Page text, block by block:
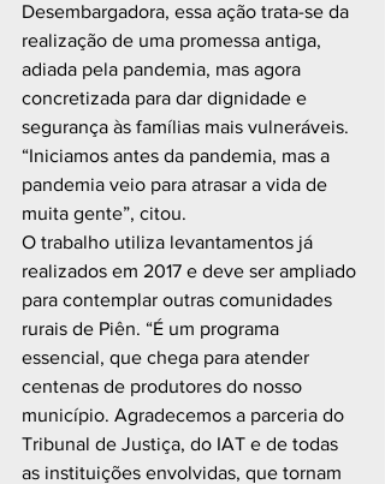
Desembargadora, essa ação trata-se da
realização de uma promessa antiga,
adiada pela pandemia, mas agora
concretizada para dar dignidade e
segurança às famílias mais vulneráveis.
“Iniciamos antes da pandemia, mas a
pandemia veio para atrasar a vida de
muita gente”, citou.
O trabalho utiliza levantamentos já
realizados em 2017 e deve ser ampliado
para contemplar outras comunidades
rurais de Piên. “É um programa
essencial, que chega para atender
centenas de produtores do nosso
município. Agradecemos a parceria do
Tribunal de Justiça, do IAT e de todas
as instituições envolvidas, que tornam